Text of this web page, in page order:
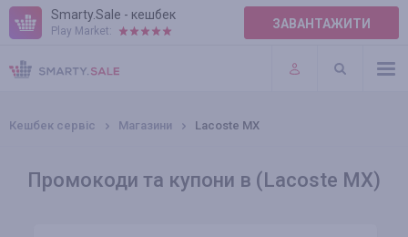
Smarty.Sale - кешбек
Play Market: ЗАВАНТАЖИТИ
ПРАВИЛА
ПЛАГІНИ
Кешбек сервіс Магазини Lacoste MX
Промокоди та купони в (Lacoste MX)